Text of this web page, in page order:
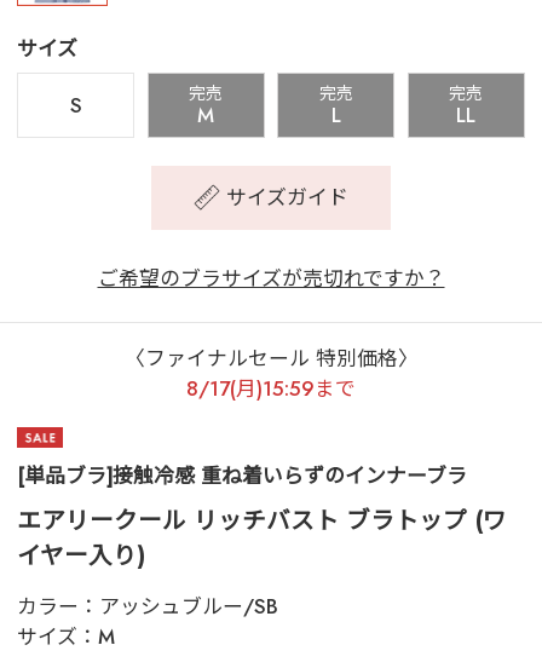
サイズ
S
完売
M
完売
L
完売
LL
サイズガイド
ご希望のブラサイズが売切れですか？
〈ファイナルセール 特別価格〉
8/17(月)15:59まで
[単品ブラ]接触冷感 重ね着いらずのインナーブラ
エアリークール リッチバスト ブラトップ (ワ
イヤー入り)
カラー： アッシュブルー/SB
サイズ： M